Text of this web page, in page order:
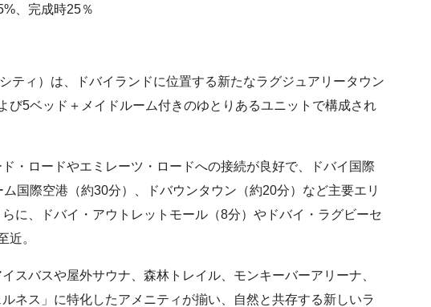
、完成時25％
ティ）は、ドバイランドに位置する新たなラグジュアリータウン
び5ベッド＋メイドルーム付きのゆとりあるユニットで構成され
・ロードやエミレーツ・ロードへの接続が良好で、ドバイ国際
国際空港（約30分）、ドバウンタウン（約20分）など主要エリ
に、ドバイ・アウトレットモール（8分）やドバイ・ラグビーセ
近。
スバスや屋外サウナ、森林トレイル、モンキーバーアリーナ、
ネス」に特化したアメニティが揃い、自然と共存する新しいラ